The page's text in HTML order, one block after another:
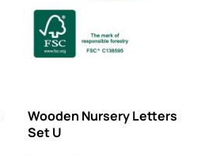
Wooden Nursery Letters
Set U